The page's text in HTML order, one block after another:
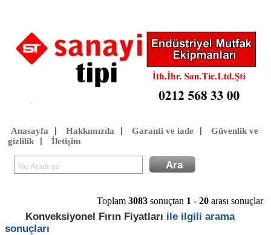
Anasayfa Hakkımızda Garanti ve iade
Güvenlik ve
gizlilik| İletişim
Toplam 3083 sonuçtan 1 - 20 arası sonuçlar
Konveksiyonel Fırın Fiyatları ile ilgili arama
sonuçları